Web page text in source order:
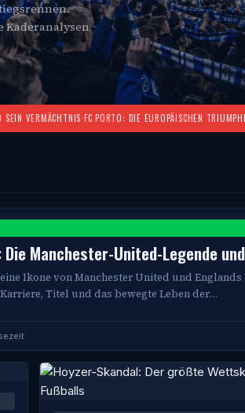
Kaderanalysen
SEIN VERMÄCHTNIS·FC PORTO: DIE EUROPÄISCHEN
Manchester-United-Legende
Ikone von Manchester United und Englands
Titel und das bewegte Leben der…